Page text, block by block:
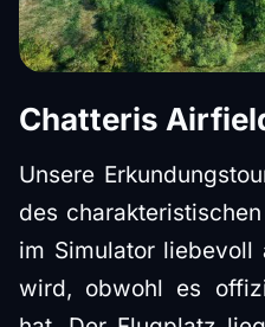
Chatteris
Unsere
des charakteristischen
im Simulator liebevoll
wird, obwohl es